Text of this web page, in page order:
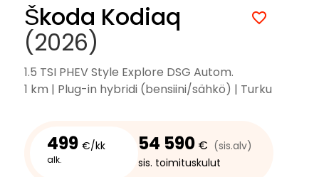
Škoda Kodiaq
(2026)
1.5 TSI PHEV Style Explore DSG Autom.
1 km | Plug-in hybridi (bensiini/sähkö) | Turku
499 €/kk
alk.
54 590 € (sis.alv)
sis. toimituskulut